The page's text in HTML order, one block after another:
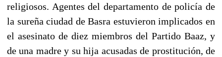
religiosos. Agentes del departamento de policía de
la sureña ciudad de Basra estuvieron implicados en
el asesinato de diez miembros del Partido Baaz, y
de una madre y su hija acusadas de prostitución, de